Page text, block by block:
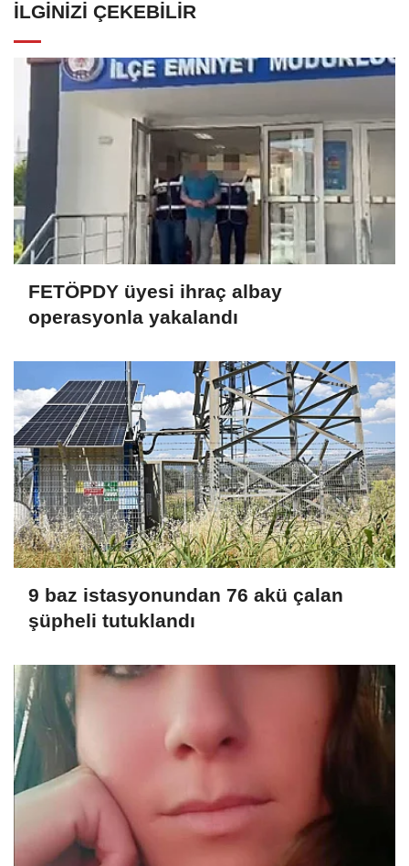
İLGINIZI ÇEKEBILIR
FETÖPDY üyesi ihraç albay
operasyonla yakalandı
9 baz istasyonundan 76 akü çalan
şüpheli tutuklandı